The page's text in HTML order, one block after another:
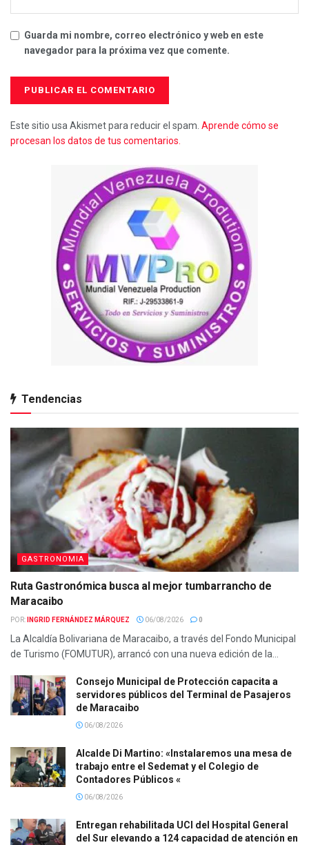
Guarda mi nombre, correo electrónico y web en este
navegador para la próxima vez que comente.
Este sitio usa Akismet para reducir el spam. Aprende cómo se
procesan los datos de tus comentarios.
Tendencias
GASTRONOMIA
Ruta Gastronómica busca al mejor tumbarrancho de
Maracaibo
POR: INGRID FERNÁNDEZ MÁRQUEZ 06/08/2026 0
La Alcaldía Bolivariana de Maracaibo, a través del Fondo Municipal
de Turismo (FOMUTUR), arrancó con una nueva edición de la...
Consejo Municipal de Protección capacita a
servidores públicos del Terminal de Pasajeros
de Maracaibo
06/08/2026
Alcalde Di Martino: «Instalaremos una mesa de
trabajo entre el Sedemat y el Colegio de
Contadores Públicos «
06/08/2026
Entregan rehabilitada UCI del Hospital General
del Sur elevando a 124 capacidad de atención en